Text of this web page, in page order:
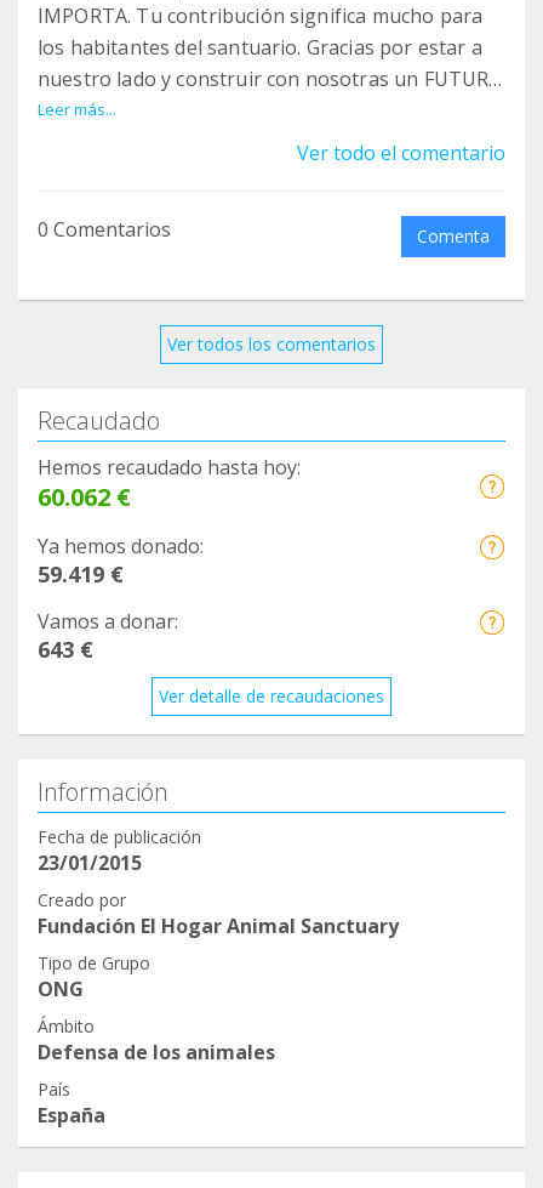
IMPORTA. Tu contribución significa mucho para
los habitantes del santuario. Gracias por estar a
nuestro lado y construir con nosotras un FUTURO
PARA LOS ANIMALES.
Leer más...
Ver todo el comentario
0 Comentarios Comenta
Ver todos los comentarios
Recaudado
Hemos recaudado hasta hoy:
60.062 €
Ya hemos donado:
59.419 €
Vamos a donar:
643 €
Ver detalle de recaudaciones
Información
Fecha de publicación
23/01/2015
Creado por
Fundación El Hogar Animal Sanctuary
Tipo de Grupo
ONG
Ámbito
Defensa de los animales
País
España